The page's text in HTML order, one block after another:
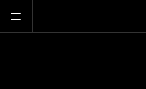
Open Menu